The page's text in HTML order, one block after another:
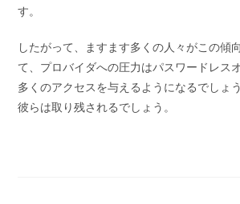
す。
したがって、ますます多くの人々がこの傾
て、プロバイダへの圧力はパスワードレス
多くのアクセスを与えるようになるでしょ
彼らは取り残されるでしょう。